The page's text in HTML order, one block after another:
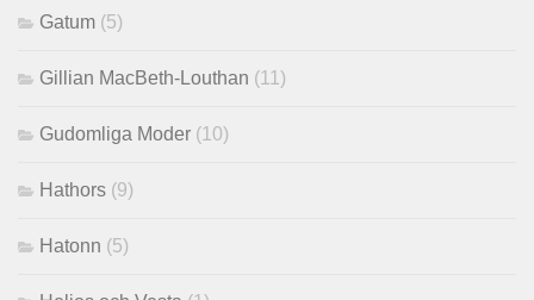
Gatum (5)
Gillian MacBeth-Louthan (11)
Gudomliga Moder (10)
Hathors (9)
Hatonn (5)